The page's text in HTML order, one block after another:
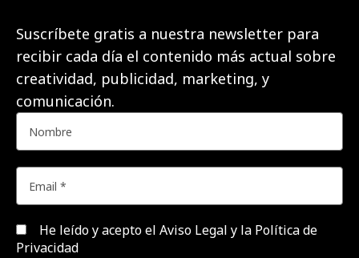
Suscríbete gratis a nuestra newsletter para
recibir cada día el contenido más actual sobre
creatividad, publicidad, marketing, y
comunicación.
He leído y acepto el Aviso Legal y la Política de
Privacidad